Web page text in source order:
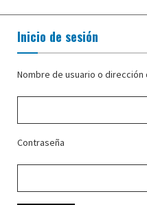
Inicio de sesión
Nombre de usuario o
Contraseña